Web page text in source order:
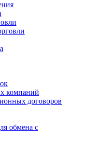
компаний
договоров
обмена с